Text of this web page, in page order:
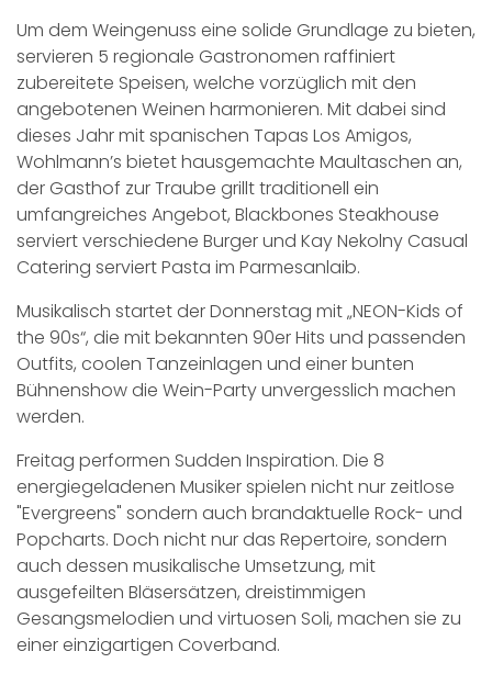
Um dem Weingenuss eine solide Grundlage zu bieten,
servieren 5 regionale Gastronomen raffiniert
zubereitete Speisen, welche vorzüglich mit den
angebotenen Weinen harmonieren. Mit dabei sind
dieses Jahr mit spanischen Tapas Los Amigos,
Wohlmann’s bietet hausgemachte Maultaschen an,
der Gasthof zur Traube grillt traditionell ein
umfangreiches Angebot, Blackbones Steakhouse
serviert verschiedene Burger und Kay Nekolny Casual
Catering serviert Pasta im Parmesanlaib.
Musikalisch startet der Donnerstag mit „NEON-Kids of
the 90s“, die mit bekannten 90er Hits und passenden
Outfits, coolen Tanzeinlagen und einer bunten
Bühnenshow die Wein-Party unvergesslich machen
werden.
Freitag performen Sudden Inspiration. Die 8
energiegeladenen Musiker spielen nicht nur zeitlose
"Evergreens" sondern auch brandaktuelle Rock- und
Popcharts. Doch nicht nur das Repertoire, sondern
auch dessen musikalische Umsetzung, mit
ausgefeilten Bläsersätzen, dreistimmigen
Gesangsmelodien und virtuosen Soli, machen sie zu
einer einzigartigen Coverband.